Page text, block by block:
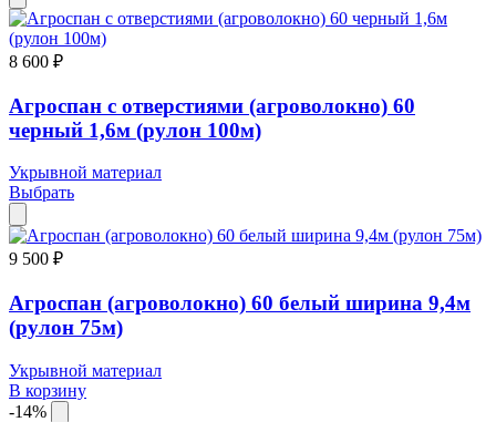
8 600 ₽
Агроспан с отверстиями (агроволокно) 60
черный 1,6м (рулон 100м)
Укрывной материал
Выбрать
9 500 ₽
Агроспан (агроволокно) 60 белый ширина 9,4м
(рулон 75м)
Укрывной материал
В корзину
-14%